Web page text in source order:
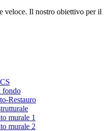
veloce. Il nostro obiettivo per il
fondo
Restauro
murale 1
murale 2